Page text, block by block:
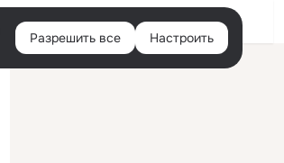
Войти
Разрешить все Настроить